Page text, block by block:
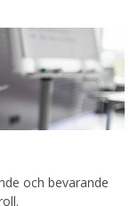
och bevarande